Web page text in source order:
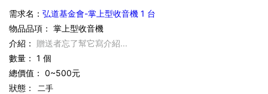
需求名： 弘道基金會-掌上型收音機 1 台
物品品項： 掌上型收音機
介紹： 贈送者忘了幫它寫介紹...
數量： 1 個
總價值： 0~500元
狀態：
二手